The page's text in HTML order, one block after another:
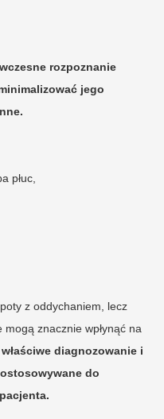
wczesne rozpoznanie
jego
płuc,
z oddychaniem, lecz
znacznie wpłynąć na
diagnozowanie i
do